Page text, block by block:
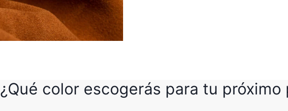
¿Qué color escogerás para tu próximo